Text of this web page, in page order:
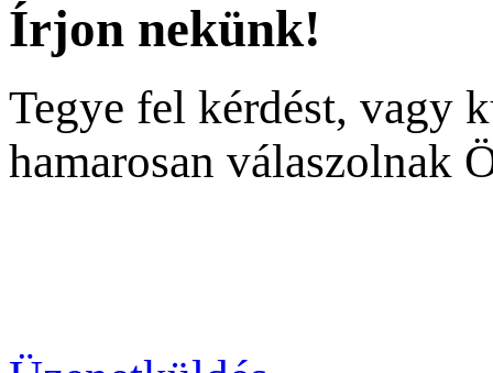
Írjon nekünk!
Tegye fel kérdést, vagy
hamarosan válaszolnak